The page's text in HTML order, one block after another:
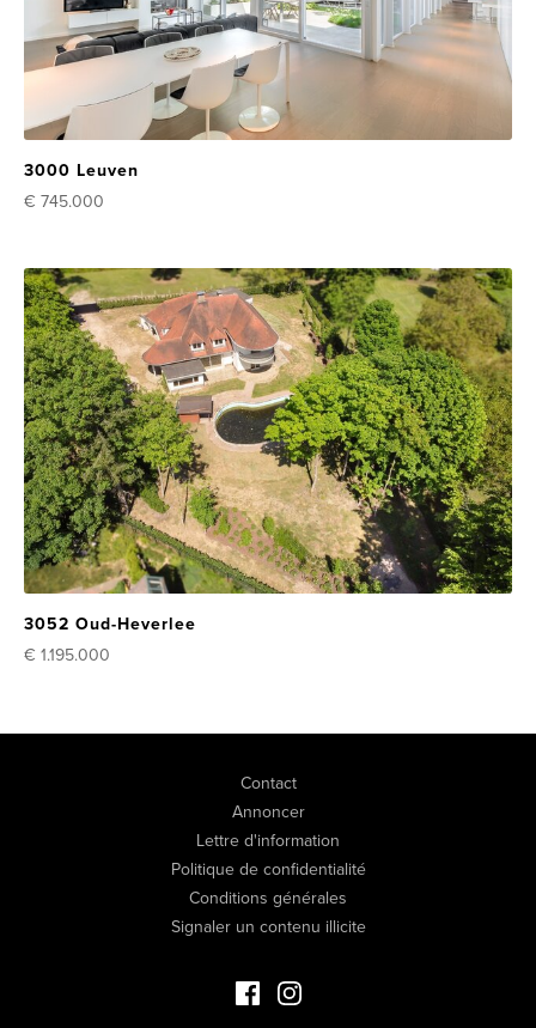
3000 Leuven
€ 745.000
3052 Oud-Heverlee
€ 1.195.000
Contact
Annoncer
Lettre d'information
Politique de confidentialité
Conditions générales
Signaler un contenu illicite
Facebook Immo de Luxe
Instagram Immo de Luxe